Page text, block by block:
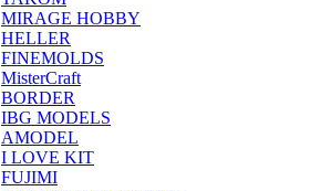
MIRAGE HOBBY
HELLER
FINEMOLDS
MisterCraft
BORDER
IBG MODELS
AMODEL
I LOVE KIT
FUJIMI